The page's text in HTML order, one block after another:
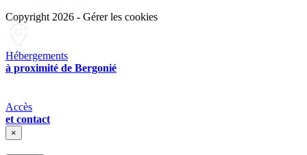
Copyright 2026 - Gérer les cookies
Hébergements
à proximité de Bergonié
Accès
et contact
×